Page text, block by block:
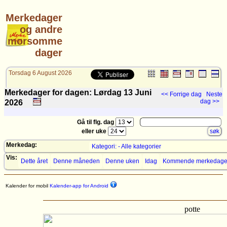
Merkedager
og andre
morsomme
dager
Torsdag 6 August 2026
Merkedager for dagen: Lørdag 13 Juni
2026
<< Forrige dag
Neste
dag >>
Gå til flg. dag
eller uke
Merkedag:
Kategori: - Alle kategorier
Vis:
Dette året Denne måneden Denne uken Idag Kommende
Kalender for mobil Kalender-app for Android
potte